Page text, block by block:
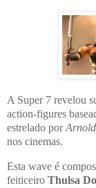
A Super 7 revelou
action-figures
estrelado por
nos cinemas.
Esta wave é
feiticeiro Thulsa